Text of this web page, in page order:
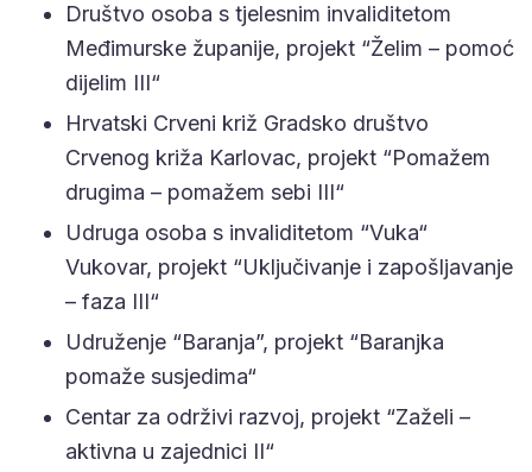
Društvo osoba s tjelesnim invaliditetom
Međimurske županije, projekt “Želim – pomoć
dijelim III“
Hrvatski Crveni križ Gradsko društvo
Crvenog križa Karlovac, projekt “Pomažem
drugima – pomažem sebi III“
Udruga osoba s invaliditetom “Vuka“
Vukovar, projekt “Uključivanje i zapošljavanje
– faza III“
Udruženje “Baranja”, projekt “Baranjka
pomaže susjedima“
Centar za održivi razvoj, projekt “Zaželi –
aktivna u zajednici II“